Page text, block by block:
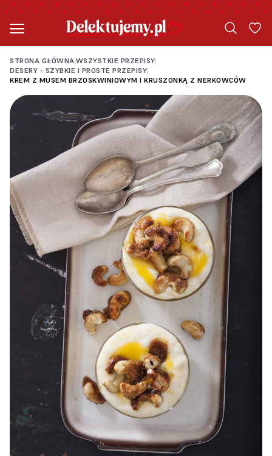
STRONA GŁÓWNA|WSZYSTKIE PRZEPISY|
DESERY - SZYBKIE I PROSTE PRZEPISY|
KREM Z MUSEM BRZOSKWINIOWYM I KRUSZONKĄ Z NERKOWCÓW